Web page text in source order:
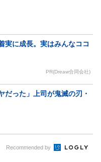
実に成長。実はみんなココ
PR(Dreaw合同会社)
だった」上司が鬼滅の刃・
Recommended by